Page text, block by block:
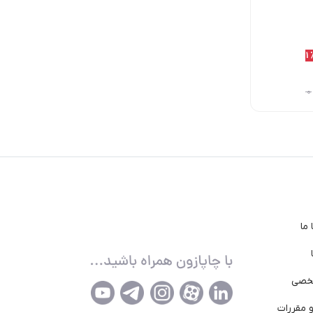
2,200,000
ما
مقررات